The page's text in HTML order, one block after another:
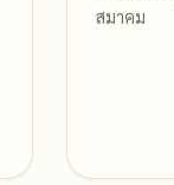
สมาคม